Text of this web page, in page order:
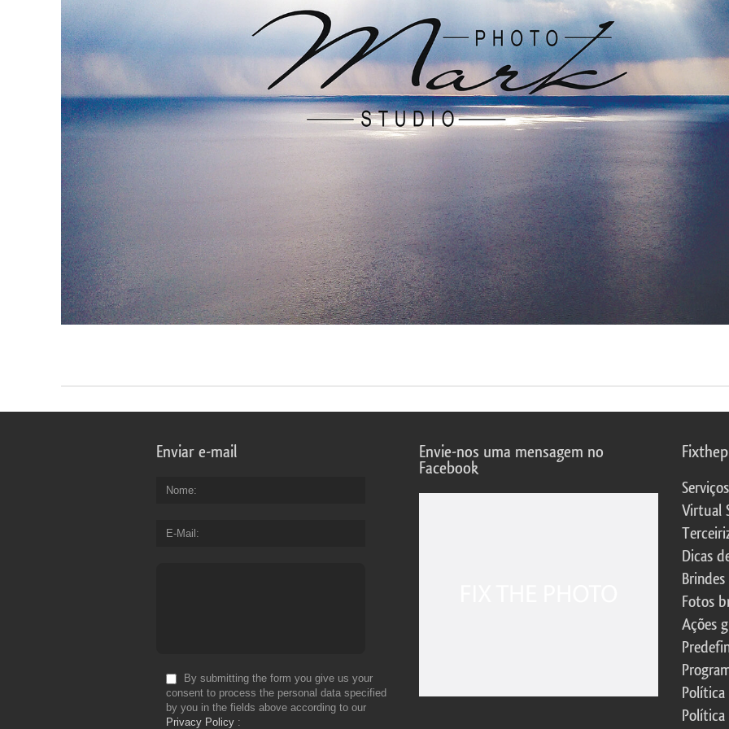
Serviços de retoque de produtos Serviços de retoque de joias Dados de
Enviar e-mail
Nome
E-Mail
By submitting the form you give us your
consent to process the personal data specified
by you in the fields above according to our
Privacy Policy
Envie-nos uma mensagem no
Facebook
Virtual
Dicas
Fotos
Ações
Política